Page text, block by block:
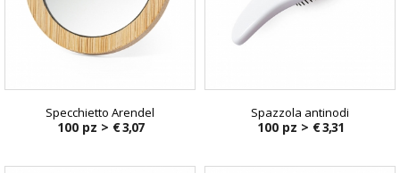
Specchietto Arendel
100 pz > € 3,07
Spazzola antinodi
100 pz > € 3,31